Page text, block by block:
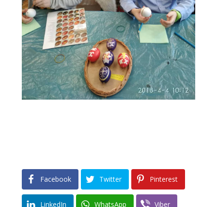
Facebook Twitter Pinterest
LinkedIn WhatsApp Viber